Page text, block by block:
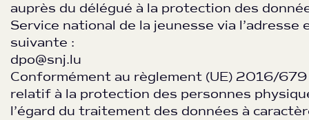
auprès du délégué à la protection des
Service national de la jeunesse via l’adresse
suivante :
dpo@snj.lu
Conformément au règlement (UE) 2016/679
relatif à la protection des personnes
l’égard du traitement des données à